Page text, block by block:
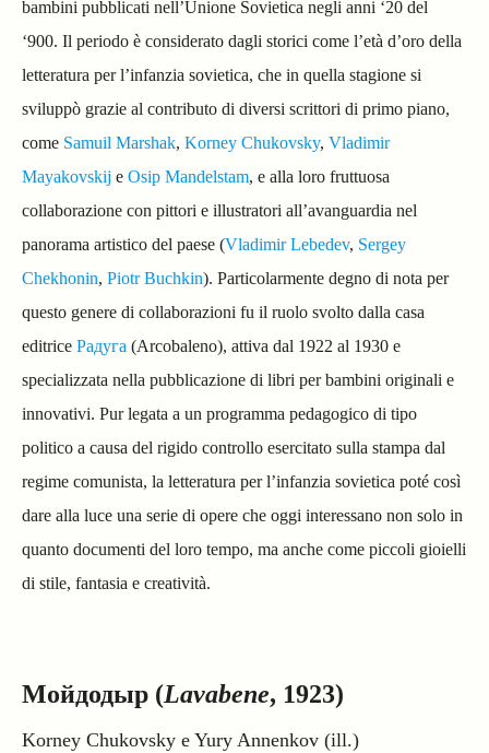
bambini pubblicati nell’Unione Sovietica negli anni ‘20 del
‘900. Il periodo è considerato dagli storici come l’età d’oro della
letteratura per l’infanzia sovietica, che in quella stagione si
sviluppò grazie al contributo di diversi scrittori di primo piano,
come Samuil Marshak, Korney Chukovsky, Vladimir
Mayakovskij e Osip Mandelstam, e alla loro fruttuosa
collaborazione con pittori e illustratori all’avanguardia nel
panorama artistico del paese (Vladimir Lebedev, Sergey
Chekhonin, Piotr Buchkin). Particolarmente degno di nota per
questo genere di collaborazioni fu il ruolo svolto dalla casa
editrice Радуга (Arcobaleno), attiva dal 1922 al 1930 e
specializzata nella pubblicazione di libri per bambini originali e
innovativi. Pur legata a un programma pedagogico di tipo
politico a causa del rigido controllo esercitato sulla stampa dal
regime comunista, la letteratura per l’infanzia sovietica poté così
dare alla luce una serie di opere che oggi interessano non solo in
quanto documenti del loro tempo, ma anche come piccoli gioielli
di stile, fantasia e creatività.
Мойдодыр (Lavabene, 1923)
Korney Chukovsky e Yury Annenkov (ill.)